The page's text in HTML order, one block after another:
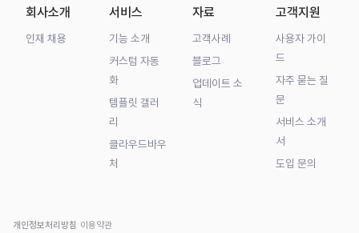
회사소개
인재 채용
서비스
기능 소개
커스텀 자동
화
템플릿 갤러
리
클라우드바우
처
자료
고객사례
블로그
업데이트 소
식
고객지원
사용자 가이
드
자주 묻는 질
문
서비스 소개
서
도입 문의
개인정보처리방침 이용약관